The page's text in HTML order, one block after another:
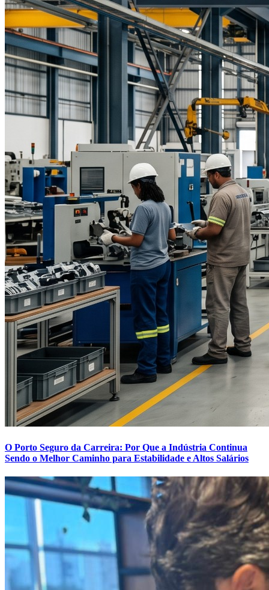
O Porto Seguro da Carreira: Por Que a Indústria Continua
Sendo o Melhor Caminho para Estabilidade e Altos Salários